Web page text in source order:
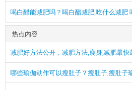
喝白醋能减肥吗？喝白醋减肥,吃什么减肥
热点内容
减肥好方法公开，减肥方法,瘦身,减肥最快
哪些瑜伽动作可以瘦肚子？瘦肚子,瘦肚子